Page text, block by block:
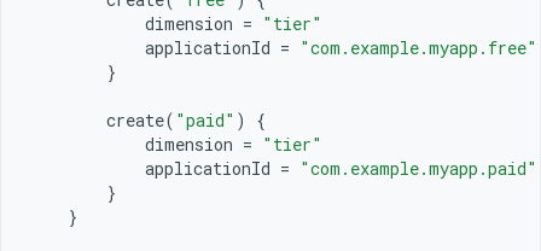
dimension = "tier"
applicationId = "com.example.myapp.free"
}
create( "paid" )
{
dimension = "tier"
applicationId = "com.example.myapp.paid"
}
}